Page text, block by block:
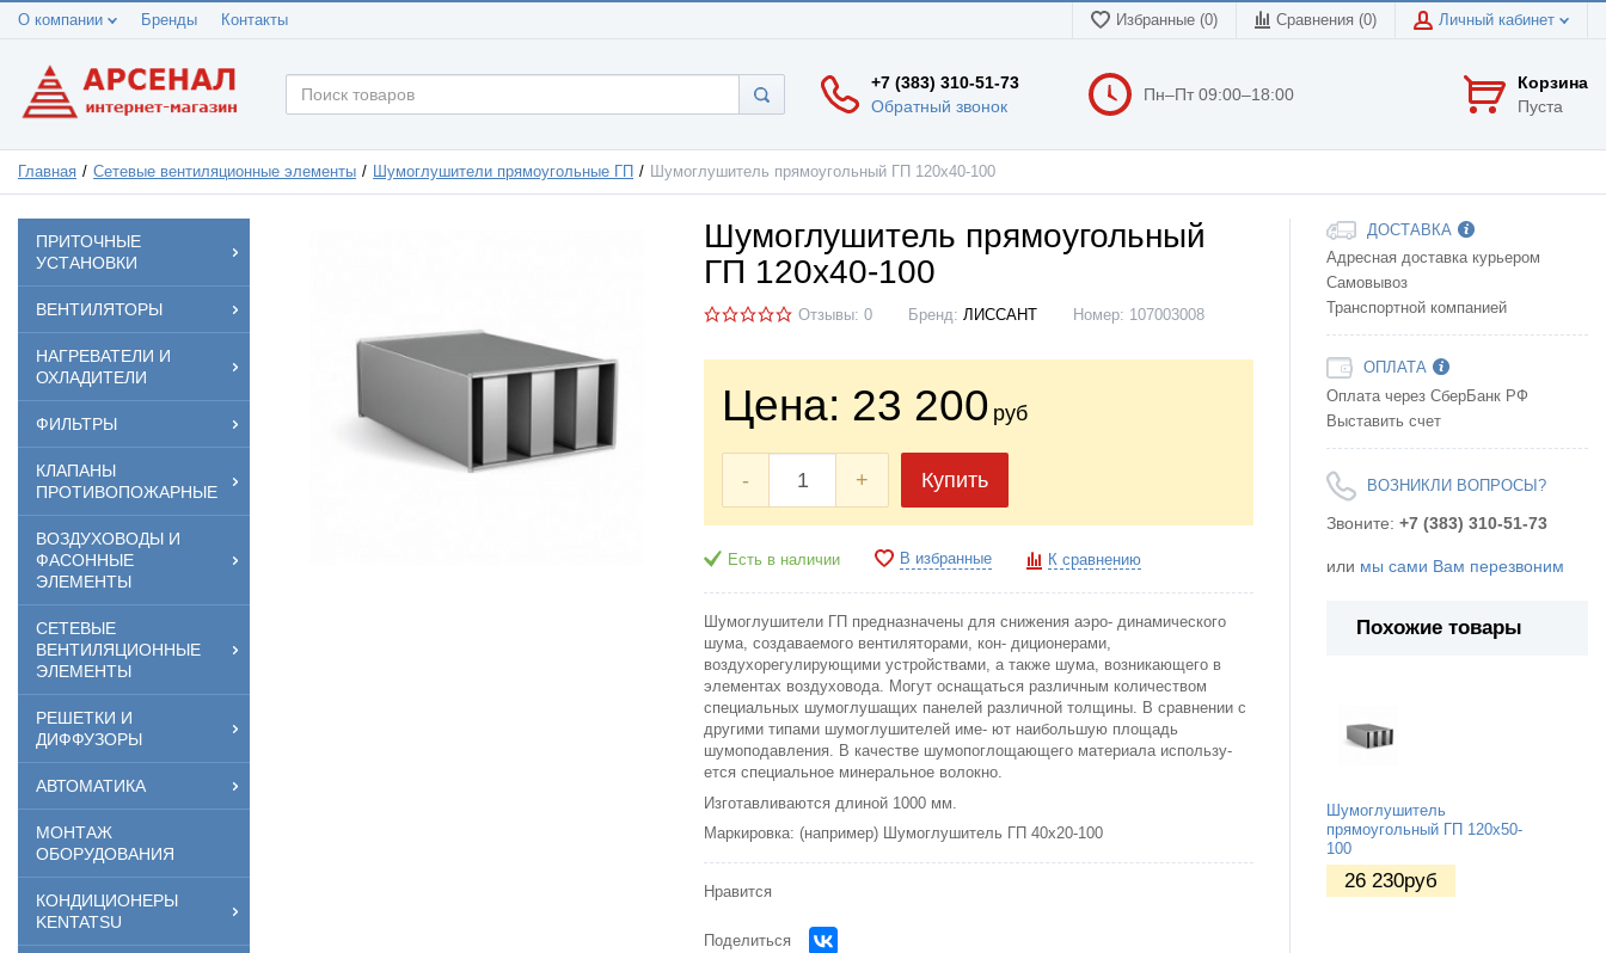
О компании Бренды Контакты Избранные (0) Сравнения (0) Личный кабинет
+7 (383) 310-51-73
Обратный звонок
Пн–Пт 09:00–18:00
Корзина
Пуста
Главная Сетевые вентиляционные элементы Шумоглушители прямоугольные ГП Шумоглушитель прямоугольный ГП 120х40-100
ПРИТОЧНЫЕ
УСТАНОВКИ
ВЕНТИЛЯТОРЫ
НАГРЕВАТЕЛИ И
ОХЛАДИТЕЛИ
ФИЛЬТРЫ
КЛАПАНЫ
ПРОТИВОПОЖАРНЫЕ
ВОЗДУХОВОДЫ И
ФАСОННЫЕ
ЭЛЕМЕНТЫ
СЕТЕВЫЕ
ВЕНТИЛЯЦИОННЫЕ
ЭЛЕМЕНТЫ
РЕШЕТКИ И
ДИФФУЗОРЫ
АВТОМАТИКА
МОНТАЖ
ОБОРУДОВАНИЯ
КОНДИЦИОНЕРЫ
KENTATSU
Шумоглушитель прямоугольный
ГП 120х40-100
Отзывы: 0 Бренд: ЛИССАНТ Номер: 107003008
Цена: 23 200 руб
- + Купить
Есть в наличии В избранные К сравнению
Шумоглушители ГП предназначены для снижения аэро- динамического
шума, создаваемого вентиляторами, кон- диционерами,
воздухорегулирующими устройствами, а также шума, возникающего в
элементах воздуховода. Могут оснащаться различным количеством
специальных шумоглушащих панелей различной толщины. В сравнении с
другими типами шумоглушителей име- ют наибольшую площадь
шумоподавления. В качестве шумопоглощающего материала использу-
ется специальное минеральное волокно.
Изготавливаются длиной 1000 мм.
Маркировка: (например) Шумоглушитель ГП 40х20-100
Нравится
Поделиться
ДОСТАВКА
Адресная доставка курьером
Самовывоз
Транспортной компанией
ОПЛАТА
Оплата через СберБанк РФ
Выставить счет
ВОЗНИКЛИ ВОПРОСЫ?
Звоните: +7 (383) 310-51-73
или мы сами Вам перезвоним
Похожие товары
Шумоглушитель
прямоугольный ГП 120х50-
100
26 230руб